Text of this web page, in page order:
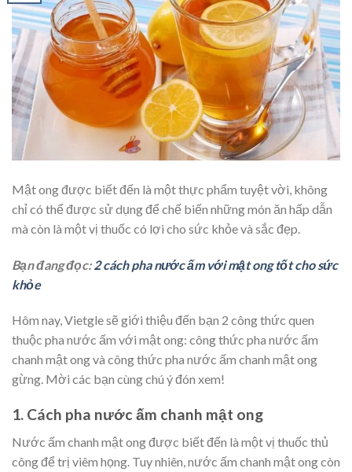
Mật ong được biết đến là một thực phẩm tuyệt vời, không
chỉ có thể được sử dụng để chế biến những món ăn hấp dẫn
mà còn là một vị thuốc có lợi cho sức khỏe và sắc đẹp.
Bạn đang đọc: 2 cách pha nước ấm với mật ong tốt cho sức
khỏe
Hôm nay, Vietgle sẽ giới thiệu đến bạn 2 công thức quen
thuộc pha nước ấm với mật ong: công thức pha nước ấm
chanh mật ong và công thức pha nước ấm chanh mật ong
gừng. Mời các bạn cùng chú ý đón xem!
1. Cách pha nước ấm chanh mật ong
Nước ấm chanh mật ong được biết đến là một vị thuốc thủ
công để trị viêm họng. Tuy nhiên, nước ấm chanh mật ong còn